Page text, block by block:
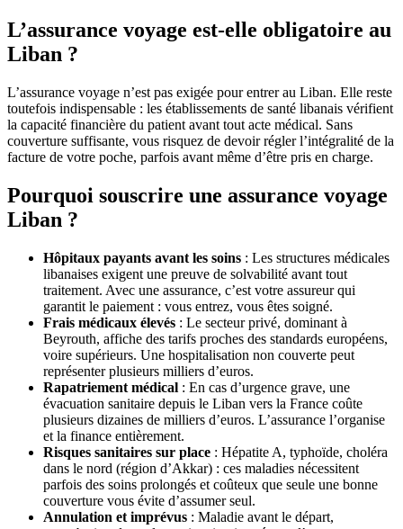
L’assurance voyage est-elle obligatoire au
Liban ?
L’assurance voyage n’est pas exigée pour entrer au Liban. Elle reste
toutefois indispensable : les établissements de santé libanais vérifient
la capacité financière du patient avant tout acte médical. Sans
couverture suffisante, vous risquez de devoir régler l’intégralité de la
facture de votre poche, parfois avant même d’être pris en charge.
Pourquoi souscrire une assurance voyage
Liban ?
Hôpitaux payants avant les soins : Les structures médicales
libanaises exigent une preuve de solvabilité avant tout
traitement. Avec une assurance, c’est votre assureur qui
garantit le paiement : vous entrez, vous êtes soigné.
Frais médicaux élevés : Le secteur privé, dominant à
Beyrouth, affiche des tarifs proches des standards européens,
voire supérieurs. Une hospitalisation non couverte peut
représenter plusieurs milliers d’euros.
Rapatriement médical : En cas d’urgence grave, une
évacuation sanitaire depuis le Liban vers la France coûte
plusieurs dizaines de milliers d’euros. L’assurance l’organise
et la finance entièrement.
Risques sanitaires sur place : Hépatite A, typhoïde, choléra
dans le nord (région d’Akkar) : ces maladies nécessitent
parfois des soins prolongés et coûteux que seule une bonne
couverture vous évite d’assumer seul.
Annulation et imprévus : Maladie avant le départ,